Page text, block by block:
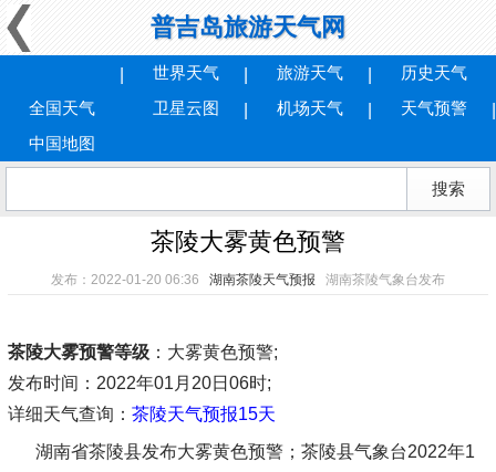
普吉岛旅游天气网
全国天气
世界天气 旅游天气
历史天气
卫星云图
机场天气
天气预警
中国地图
茶陵大雾黄色预警
发布：2022-01-20 06:36 湖南茶陵天气预报 湖南茶陵气象台发布
茶陵大雾预警等级：大雾黄色预警;
发布时间 ：2022年01月20日06时;
详细天气查询： 茶陵天气预报15天
湖南省茶陵县发布大雾黄色预警；茶陵县气象台2022年1